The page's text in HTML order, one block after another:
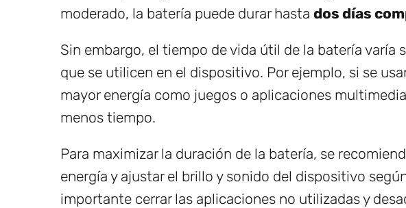
moderado, la batería puede durar hasta dos días
Sin embargo, el tiempo de vida útil de la batería varía
que se utilicen en el dispositivo. Por ejemplo, si se
mayor energía como juegos o aplicaciones
menos tiempo.
Para maximizar la duración de la batería, se
energía y ajustar el brillo y sonido del dispositivo
importante cerrar las aplicaciones no utilizadas y